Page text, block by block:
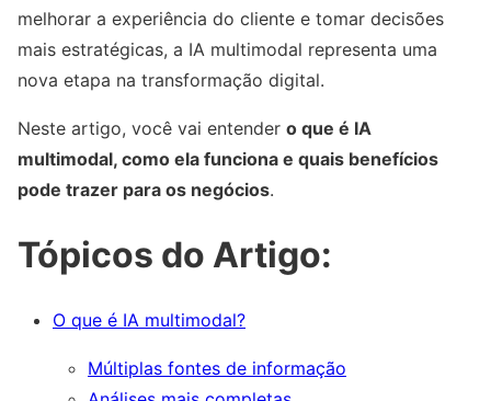
melhorar a experiência do cliente e tomar decisões
mais estratégicas, a IA multimodal representa uma
nova etapa na transformação digital.
Neste artigo, você vai entender o que é IA
multimodal, como ela funciona e quais benefícios
pode trazer para os negócios.
Tópicos do Artigo:
O que é IA multimodal?
Múltiplas fontes de informação